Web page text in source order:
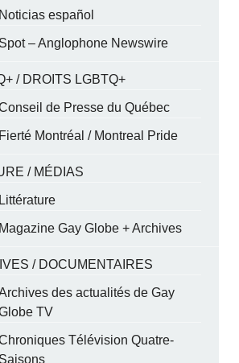
Noticias español
Spot – Anglophone Newswire
/ DROITS LGBTQ+
de Presse du Québec
Fierté Montréal / Montreal Pride
/ MÉDIAS
Littérature
Magazine Gay Globe + Archives
/ DOCUMENTAIRES
des actualités de Gay
TV
Télévision Quatre-
Saisons